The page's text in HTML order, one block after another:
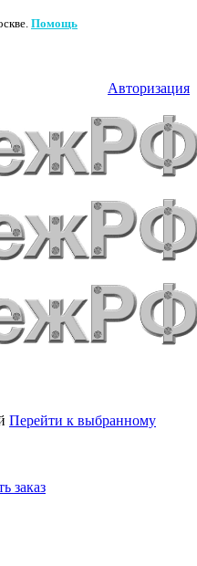
Помощь
Авторизация
Перейти к выбранному
заказ